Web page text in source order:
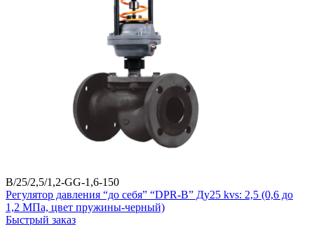
B/25/2,5/1,2-GG-1,6-150
Регулятор давления “до себя” “DPR-B” Ду25 kvs: 2,5 (0,6 до
1,2 МПа, цвет пружины-черный)
Быстрый заказ